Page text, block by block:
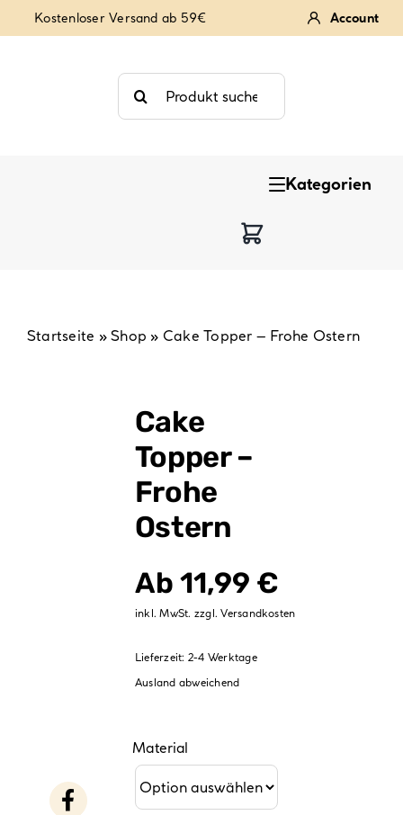
Inhalt
Kostenloser Versand ab 59€ Account
Suche
nach:
Kategorien
Partydekoration
Startseite »Shop » Cake Topper – Frohe Ostern
Cake
Topper –
Frohe
Ostern
Ab 11,99 €
inkl. MwSt. zzgl.Versandkosten
Lieferzeit: 2-4 Werktage
Ausland abweichend
Material